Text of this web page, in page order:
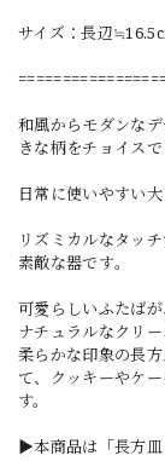
サイズ：長辺
和風からモダンな
きな柄をチョイス
日常に使いやすい
リズミカルなタッ
素敵な器です｡
可愛らしいふたばが
ナチュラルなクリ
柔らかな印象の長
て、クッキーやケ
す。
▶本商品は「長方